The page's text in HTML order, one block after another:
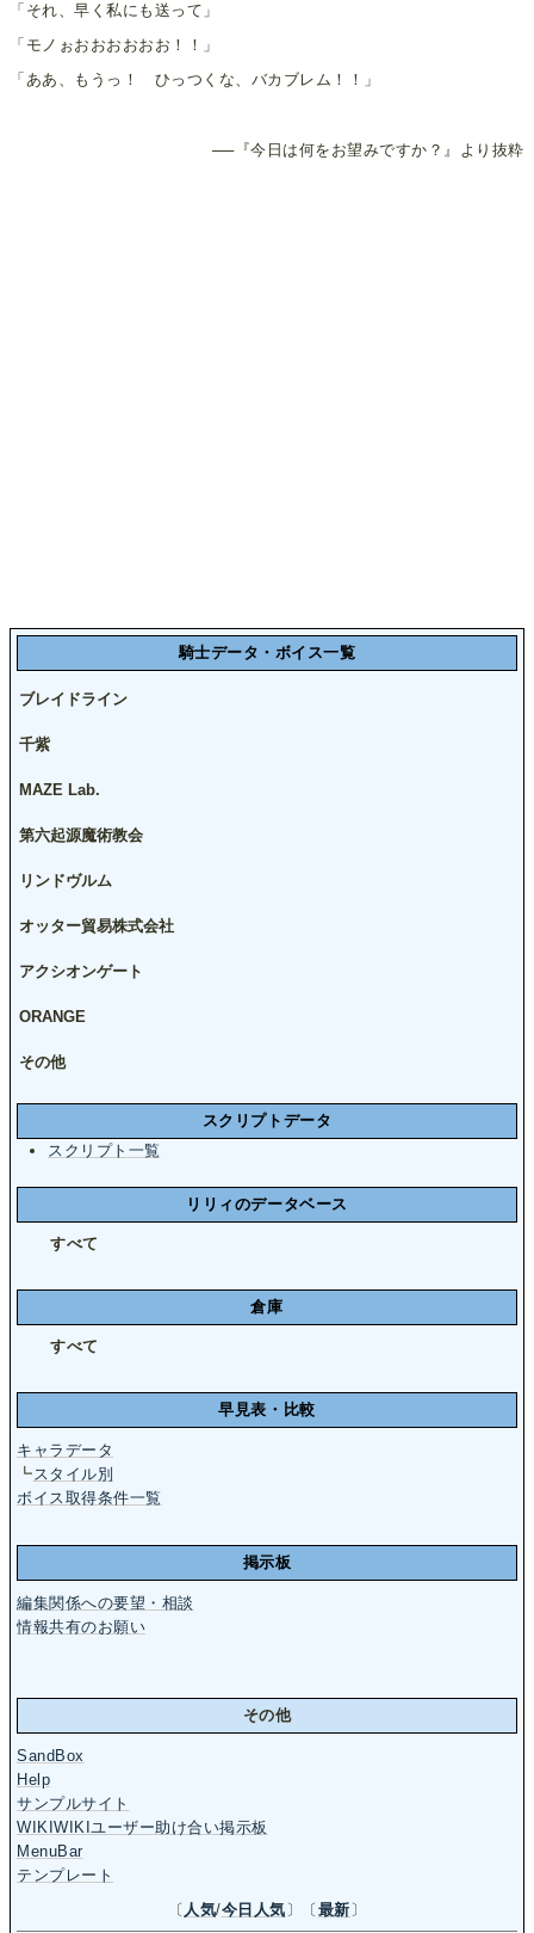
「それ、早く私にも送って」
「モノぉおおおおおお！！」
「ああ、もうっ！ ひっつくな、バカブレム！！」
──『今日は何をお望みですか？』より抜粋
騎士データ・ボイス一覧
ブレイドライン
千紫
MAZE Lab.
第六起源魔術教会
リンドヴルム
オッター貿易株式会社
アクシオンゲート
ORANGE
その他
スクリプトデータ
スクリプト一覧
リリィのデータベース
すべて
倉庫
すべて
早見表・比較
キャラデータ
┗ スタイル別
ボイス取得条件一覧
掲示板
編集関係への要望・相談
情報共有のお願い
その他
SandBox
Help
サンプルサイト
WIKIWIKIユーザー助け合い掲示板
MenuBar
テンプレート
〔 人気/今日人気 〕〔 最新 〕